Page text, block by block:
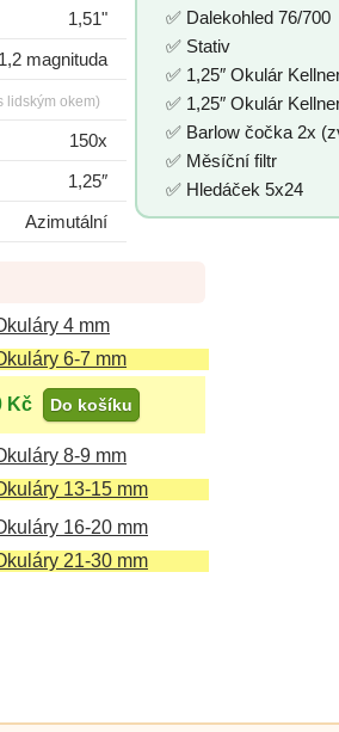
1,51"
magnituda
lidským okem)
150x
1,25″
Azimutální
✅ Dalekohled 76/700
✅ Stativ
✅ 1,25″ Okulár
✅ 1,25″ Okulár
✅ Barlow čočka 2x
✅ Měsíční filtr
✅ Hledáček 5x24
4 mm
6-7 mm
Kč Do košíku
8-9 mm
13-15 mm
16-20 mm
21-30 mm